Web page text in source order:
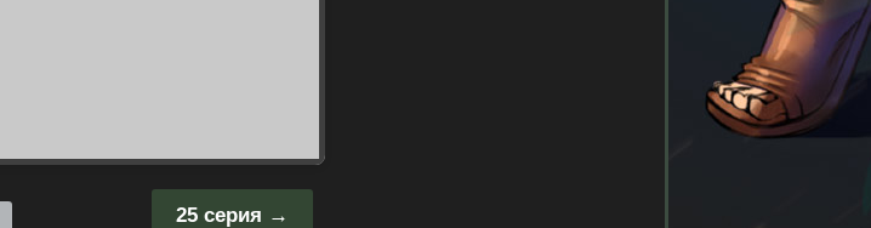
25 серия